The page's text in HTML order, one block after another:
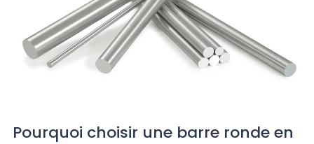
Pourquoi choisir une barre ronde en